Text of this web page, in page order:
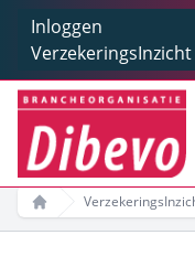
Inloggen
VerzekeringsInzicht
Home